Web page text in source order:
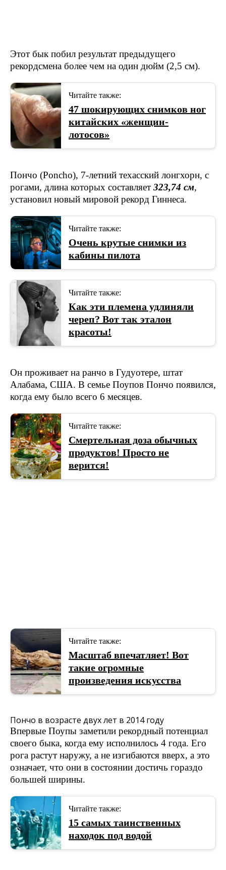
Этот бык побил результат предыдущего
рекордсмена более чем на один дюйм (2,5 см).
Читайте также:
47 шокирующих снимков ног
китайских «женщин-
лотосов»
Пончо (Poncho), 7-летний техасский лонгхорн, с
рогами, длина которых составляет 323,74 см,
установил новый мировой рекорд Гиннеса.
Читайте также:
Очень крутые снимки из
кабины пилота
Читайте также:
Как эти племена удлиняли
череп? Вот так эталон
красоты!
Он проживает на ранчо в Гудуотере, штат
Алабама, США. В семье Поупов Пончо появился,
когда ему было всего 6 месяцев.
Читайте также:
Смертельная доза обычных
продуктов! Просто не
верится!
Читайте также:
Масштаб впечатляет! Вот
такие огромные
произведения искусства
Пончо в возрасте двух лет в 2014 году
Впервые Поупы заметили рекордный потенциал
своего быка, когда ему исполнилось 4 года. Его
рога растут наружу, а не изгибаются вверх, а это
означает, что они в состоянии достичь гораздо
большей ширины.
Читайте также:
15 самых таинственных
находок под водой